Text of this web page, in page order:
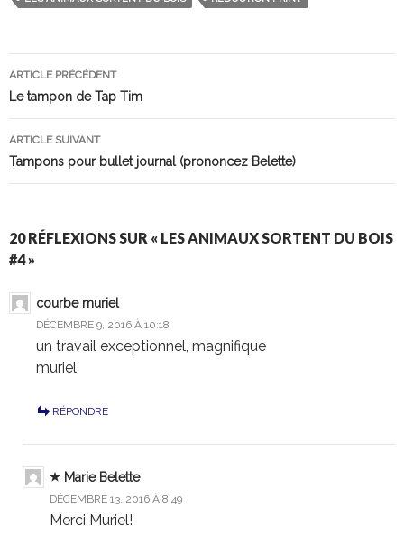
Navigation
des
articles
ARTICLE PRÉCÉDENT
Le tampon de Tap Tim
ARTICLE SUIVANT
Tampons pour bullet journal (prononcez Belette)
20 RÉFLEXIONS SUR « LES ANIMAUX SORTENT DU BOIS
#4 »
courbe muriel
DÉCEMBRE 9, 2016 À 10:18
un travail exceptionnel, magnifique
muriel
RÉPONDRE
Marie Belette
DÉCEMBRE 13, 2016 À 8:49
Merci Muriel!